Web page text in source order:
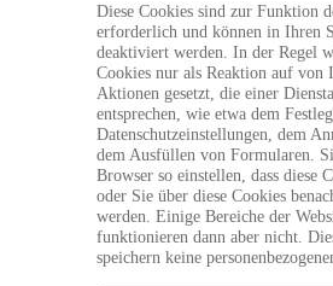
Diese Cookies sind zur Funktion
erforderlich und können in Ihren
deaktiviert werden. In der Regel
Cookies nur als Reaktion auf von
Aktionen gesetzt, die einer
entsprechen, wie etwa dem
Datenschutzeinstellungen, dem
dem Ausfüllen von Formularen.
Browser so einstellen, dass diese
oder Sie über diese Cookies
werden. Einige Bereiche der
funktionieren dann aber nicht.
speichern keine